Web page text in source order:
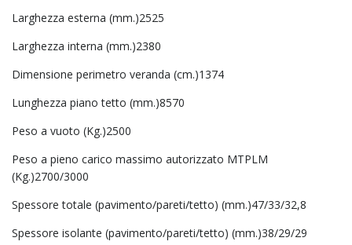
Larghezza esterna (mm.)2525
Larghezza interna (mm.)2380
Dimensione perimetro veranda (cm.)1374
Lunghezza piano tetto (mm.)8570
Peso a vuoto (Kg.)2500
Peso a pieno carico massimo autorizzato MTPLM
(Kg.)2700/3000
Spessore totale (pavimento/pareti/tetto) (mm.)47/33/32,8
Spessore isolante (pavimento/pareti/tetto) (mm.)38/29/29